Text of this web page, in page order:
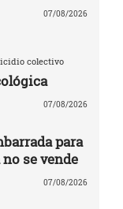
07/08/2026
colectivo
07/08/2026
para
se vende
07/08/2026